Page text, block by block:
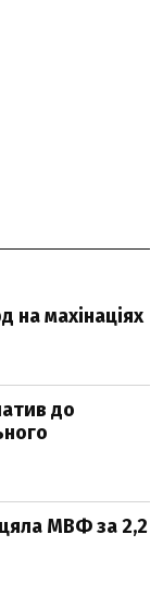
на махінаціях
до
МВФ за 2,2